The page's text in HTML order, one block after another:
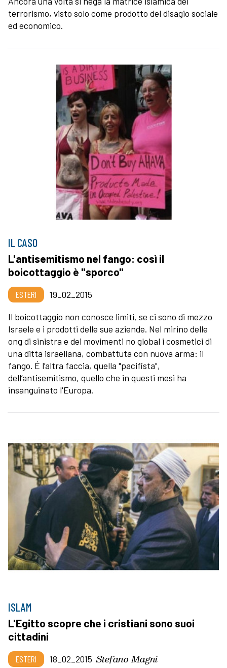
terrorismo, visto solo come prodotto del disagio sociale
ed economico.
IL CASO
L'antisemitismo nel fango: così il
boicottaggio è "sporco"
ESTERI
19_02_2015
Il boicottaggio non conosce limiti, se ci sono di mezzo
Israele e i prodotti delle sue aziende. Nel mirino delle
ong di sinistra e dei movimenti no global i cosmetici di
una ditta israeliana, combattuta con nuova arma: il
fango. É l’altra faccia, quella "pacifista",
dell’antisemitismo, quello che in questi mesi ha
insanguinato l'Europa.
ISLAM
L'Egitto scopre che i cristiani sono suoi
cittadini
ESTERI 18_02_2015 Stefano Magni